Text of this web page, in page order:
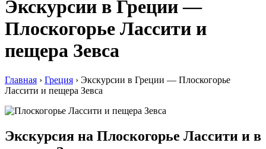
Экскурсии в Греции —
Плоскогорье Лассити и
пещера Зевса
Главная › Греция › Экскурсии в Греции — Плоскогорье
Лассити и пещера Зевса
Экскурсия на Плоскогорье Лассити и в